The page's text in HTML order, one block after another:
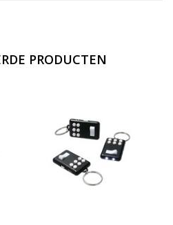
PRODUCTEN